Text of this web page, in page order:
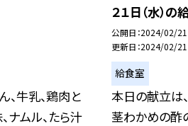
、牛乳、鶏肉と
ナムル、たら汁
２１日（水）の
公開日 2024/02/21
更新日 2024/02/21
給食室
本日の献立は
茎わかめの酢